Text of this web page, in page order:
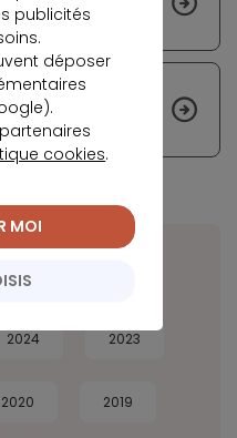
sur la
Look&Fin
2024 2023
2020 2019
publicités
déposer
cookies.
MOI